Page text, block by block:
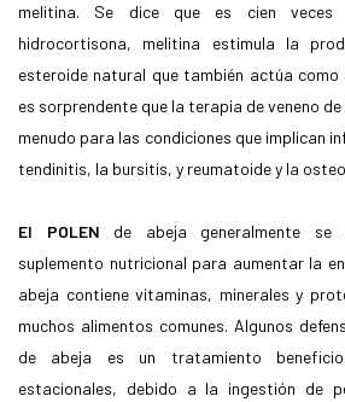
melitina. Se dice que es cien
hidrocortisona, melitina estimula la
esteroide natural que también actúa
es sorprendente que la terapia de veneno
menudo para las condiciones que implican
tendinitis, la bursitis, y reumatoide y la
El POLEN de abeja generalmente se
suplemento nutricional para aumentar la
abeja contiene vitaminas, minerales y
muchos alimentos comunes. Algunos
de abeja es un tratamiento
estacionales, debido a la ingestión de